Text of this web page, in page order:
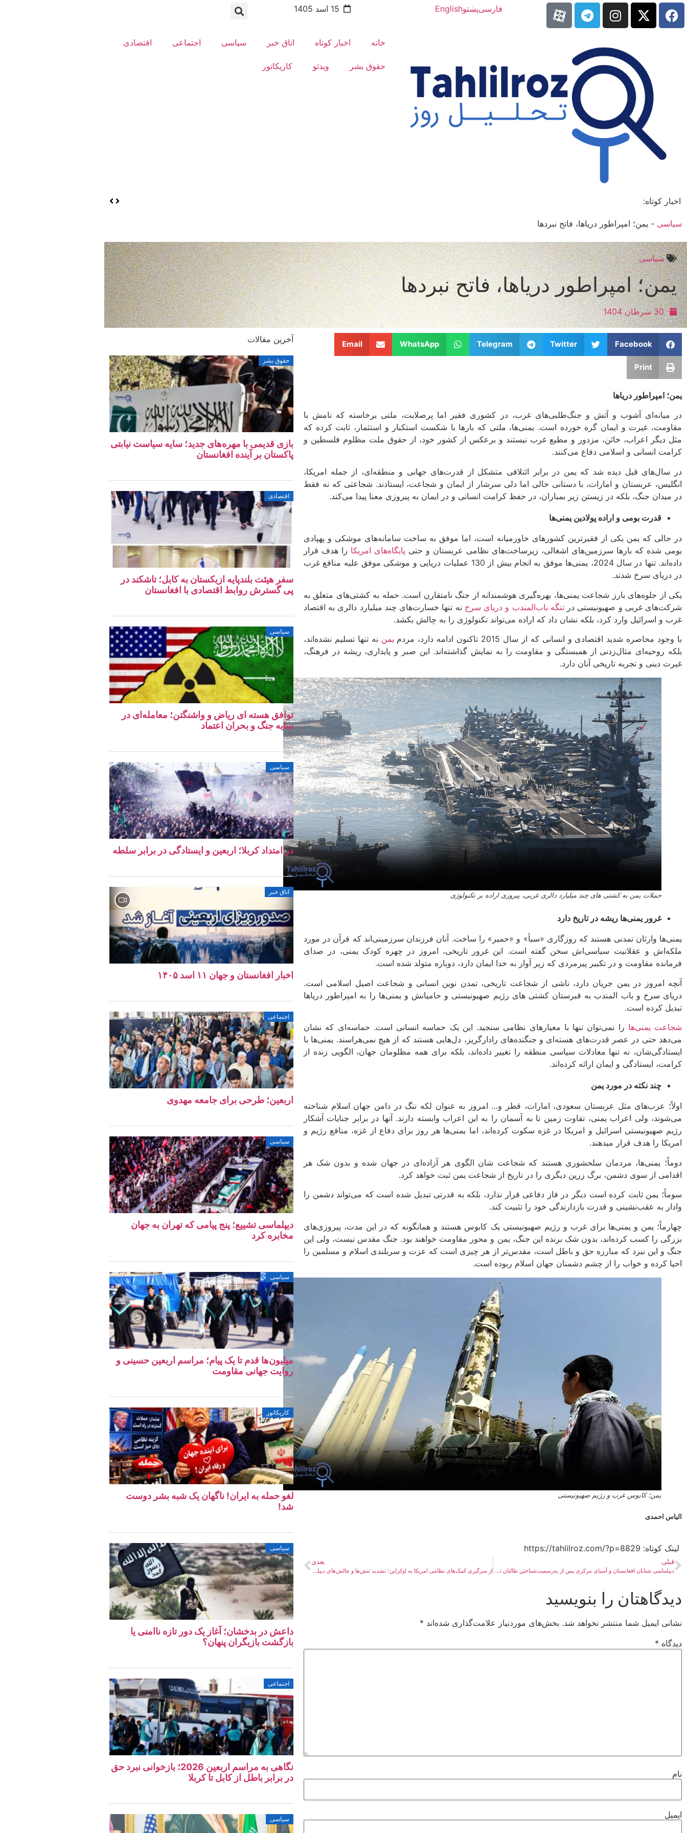
فارسیپښتوEnglish 15 اسد 1405
خانه اخبار کوتاه اتاق خبر سیاسی اجتماعی اقتصادی
حقوق بشر ویدئو کاریکاتور
اخبار کوتاه:
سیاسی - یمن؛ امپراطور دریاها، فاتح نبردها
سیاسی
یمن؛ امپراطور دریاها، فاتح نبردها
30 سرطان 1404
Facebook
Twitter
Telegram
WhatsApp
Email
Print
یمن؛ امپراطور دریاها
در میانه‌‌ای آشوب و آتش و جنگ‌طلبی‌های غرب، در کشوری فقیر اما پرصلابت، ملتی برخاسته که نامش با
مقاومت، غیرت و ایمان گره خورده است. یمنی‌ها، ملتی که بارها با شکست استکبار و استثمار، ثابت کرده که
مثل دیگر اعراب، خائن، مزدور و مطیع غرب نیستند و برعکس از کشور خود، از حقوق ملت مظلوم فلسطین و
کرامت انسانی و اسلامی دفاع می‌کنند.
در سال‌‌های قبل دیده شد که یمن در برابر ائتلافی متشکل از قدرت‌های جهانی و منطقه‌ای، از جمله امریکا،
انگلیس، عربستان و امارات، با دستانی خالی اما دلی سرشار از ایمان و شجاعت، ایستادند. شجاعتی که نه فقط
در میدان جنگ، بلکه در زیستن زیر بمباران، در حفظ کرامت انسانی و در ایمان به پیروزی معنا پیدا می‌کند.
قدرت بومی و اراده پولادین یمنی‌ها
در حالی که یمن یکی از فقیرترین کشورهای خاورمیانه است، اما موفق به ساخت سامانه‌های موشکی و پهپادی
بومی شده که بارها سرزمین‌های اشغالی، زیرساخت‌های نظامی عربستان و حتی پایگاه‌های امریکا را هدف قرار
داده‌اند. تنها در سال 2024، یمنی‌ها موفق به انجام بیش از 130 عملیات دریایی و موشکی موفق علیه منافع غرب
در دریای سرخ شدند.
یکی از جلوه‌های بارز شجاعت یمنی‌ها، بهره‌گیری هوشمندانه از جنگ نامتقارن است. حمله به کشتی‌های متعلق به
شرکت‌های غربی و صهیونیستی درتنگه باب‌المندب و دریای سرخ نه تنها خسارت‌های چند میلیارد دالری به اقتصاد
غرب و اسرائیل وارد کرد، بلکه نشان داد که اراده می‌تواند تکنولوژی را به چالش بکشد.
با وجود محاصره شدید اقتصادی و انسانی که از سال 2015 تاکنون ادامه دارد، مردم
یمن نه تنها تسلیم نشده‌اند،
بلکه روحیه‌ای مثال‌زدنی از همبستگی و مقاومت را به نمایش گذاشته‌اند. این صبر و پایداری، ریشه در فرهنگ،
غیرت دینی و تجربه‌ تاریخی آنان دارد.
حملات یمن به کشتی های چند میلیارد دالری غربی، پیروزی اراده بر تکنولوژی
غرور یمنی‌ها ریشه در تاریخ دارد
یمنی‌ها وارثان تمدنی هستند که روزگاری «سبأ» و «حمیر» را ساخت. آنان فرزندان سرزمینی‌اند که قرآن در مورد
ملکه‌اش و عقلانیت سیاسی‌اش سخن گفته است. این غرور تاریخی، امروز در چهره کودک یمنی، در صدای
فرمانده مقاومت و در تکبیر پیرمردی که زیر آوار به خدا ایمان دارد، دوباره متولد شده است.
آنچه امروز در یمن جریان دارد، ناشی از شجاعت تاریخی، تمدن نوین انسانی و شجاعت اصیل اسلامی است.
دریای سرخ و باب المندب به قبرستان کشتی های رژیم صهیونیستی و حامیانش و یمنی‌ها را به امپراطور دریاها
تبدیل کرده است.
شجاعت یمنی‌ها را نمی‌توان تنها با معیارهای نظامی سنجید. این یک حماسه‌ انسانی است. حماسه‌ای که نشان
می‌دهد حتی در عصر قدرت‌های هسته‌ای و جنگنده‌های رادارگریز، دل‌هایی هستند که از هیچ نمی‌هراسند. یمنی‌ها با
ایستادگی‌شان، نه تنها معادلات سیاسی منطقه را تغییر داده‌اند، بلکه برای همه‌ مظلومان جهان، الگویی زنده از
کرامت، ایستادگی و ایمان ارائه کرده‌اند.
چند نکته در مورد یمن
اولاً؛ عرب‌های مثل عربستان سعودی، امارات، قطر و… امروز به عنوان لکه ننگ در دامن جهان اسلام شناخته
می‌شوند، ولی اعراب یمنی، تفاوت زمین تا به آسمان را به این اعراب وابسته دارند. آنها در برابر جنایات آشکار
رژیم صهیونیستی اسرائیل و امریکا در غزه سکوت کرده‌اند، اما یمنی‌ها هر روز برای دفاع از غزه، منافع رژیم و
امریکا را هدف قرار میدهند.
دوماً؛ یمنی‌ها، مردمان سلحشوری هستند که شجاعت شان الگوی هر آزاده‌ای در جهان شده و بدون شک هر
اقدامی از سوی دشمن، برگ زرین دیگری را در تاریخ از شجاعت یمن ثبت خواهد کرد.
سوماً؛ یمن ثابت کرده است دیگر در فاز دفاعی قرار ندارد، بلکه به قدرتی تبدیل شده است که می‌تواند دشمن را
وادار به عقب‌نشینی و قدرت بازدارندگی خود را تثبیت کند.
چهارماً؛ یمن و یمنی‌ها برای غرب و رژیم صهیونیستی یک کابوس هستند و همانگونه که در این مدت، پیروزی‌های
بزرگی را کسب کرده‌اند، بدون شک برنده این جنگ، یمن و محور مقاومت خواهند بود. جنگ مقدس نیست، ولی این
جنگ و این نبرد که مبارزه حق و باطل است، مقدس‌تر از هر چیزی است که عزت و سربلندی اسلام و مسلمین را
احیا کرده و خواب را از چشم دشمنان جهان اسلام ربوده است.
یمن؛ کابوس غرب و رژیم صهیونیستی
الیاس احمدی
لینک کوتاه:​ https://tahlilroz.com/?p=8829
قبلی
دیپلماسی شتابان افغانستان و آسیای مرکزی پس از به‌رسمیت‌شناختن طالبان توسط روسیه
بعدی
از سرگیری کمک‌های نظامی امریکا به اوکراین؛ تشدید تنش‌ها و چالش‌های دیپلماسی برای صلح
دیدگاهتان را بنویسید
نشانی ایمیل شما منتشر نخواهد شد. بخش‌های موردنیاز علامت‌گذاری شده‌اند *
دیدگاه *
نام
ایمیل
آخرین مقالات
حقوق بشر
بازی قدیمی با مهره‌های جدید؛ سایه سیاست نیابتی
پاکستان بر آینده افغانستان
اقتصادی
سفر هیئت بلندپایه ازبکستان به کابل؛ تاشکند در
پی گسترش روابط اقتصادی با افغانستان
سیاسی
توافق هسته‌ ای ریاض و واشنگتن؛ معامله‌ای در
سایه جنگ و بحران اعتماد
سیاسی
در امتداد کربلا؛ اربعین و ایستادگی در برابر سلطه
اتاق خبر
اخبار افغانستان و جهان ۱۱ اسد ۱۴۰۵
اجتماعی
اربعین؛ طرحی برای جامعه مهدوی
سیاسی
دیپلماسی تشییع؛ پنج پیامی که تهران به جهان
مخابره کرد
سیاسی
میلیون‌ها قدم تا یک پیام؛ مراسم اربعین حسینی و
روایت جهانی مقاومت
کاریکاتور
لغو حمله به ایران! ناگهان یک شبه بشر دوست
شد!
سیاسی
داعش در بدخشان؛ آغاز یک دور تازه ناامنی یا
بازگشت بازیگران پنهان؟
اجتماعی
نگاهی به مراسم اربعین 2026؛ بازخوانی نبرد حق
در برابر باطل از کابل تا کربلا
سیاسی